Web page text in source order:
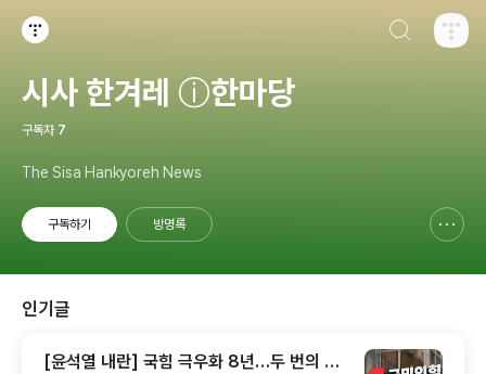
시사 한겨레 ⓘ한마당
구독자 7
The Sisa Hankyoreh News
구독하기 방명록
인기글
[윤석열 내란] 국힘 극우화 8년…두 번의 총